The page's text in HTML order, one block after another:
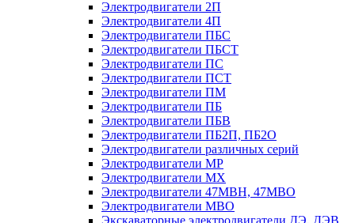
Электродвигатели 2П
Электродвигатели 4П
Электродвигатели ПБС
Электродвигатели ПБСТ
Электродвигатели ПС
Электродвигатели ПСТ
Электродвигатели ПМ
Электродвигатели ПБ
Электродвигатели ПБВ
Электродвигатели ПБ2П, ПБ2О
Электродвигатели различных серий
Электродвигатели МР
Электродвигатели MX
Электродвигатели 47MBH, 47МВО
Электродвигатели MBO
Экскаваторные электродвигатели ДЭ, ДЭВ